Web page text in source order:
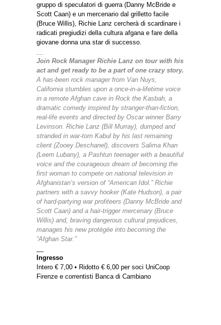
gruppo di speculatori di guerra (Danny McBride e
Scott Caan) e un mercenario dal grilletto facile
(Bruce Willis), Richie Lanz cercherà di scardinare i
radicati pregiudizi della cultura afgana e fare della
giovane donna una star di successo.
Join Rock Manager Richie Lanz on tour with his
act and get ready to be a part of one crazy story.
A has-been rock manager from Van Nuys,
California stumbles upon a once-in-a-lifetime voice
in a remote Afghan cave in Rock the Kasbah, a
dramatic comedy inspired by stranger-than-fiction,
real-life events and directed by Oscar winner Barry
Levinson. Richie Lanz (Bill Murray), dumped and
stranded in war-torn Kabul by his last remaining
client (Zooey Deschanel), discovers Salima Khan
(Leem Lubany), a Pashtun teenager with a beautiful
voice and the courageous dream of becoming the
first woman to compete on national television in
Afghanistan’s version of “American Idol.” Richie
partners with a savvy hooker (Kate Hudson), a pair
of hard-partying war profiteers (Danny McBride and
Scott Caan) and a hair-trigger mercenary (Bruce
Willis) and, braving dangerous cultural prejudices,
manages his new protégée into becoming the
“Afghan Star.”
Ingresso
Intero € 7,00 • Ridotto € 6,00 per soci UniCoop
Firenze e correntisti Banca di Cambiano